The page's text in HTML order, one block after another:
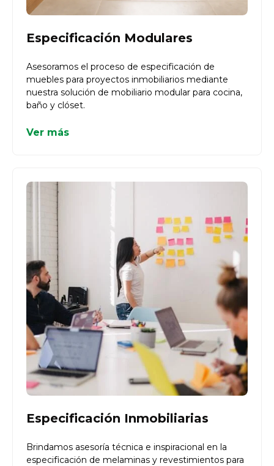
Especificación Modulares
Asesoramos el proceso de especificación de
muebles para proyectos inmobiliarios mediante
nuestra solución de mobiliario modular para cocina,
baño y clóset.
Ver más
Especificación Inmobiliarias
Brindamos asesoría técnica e inspiracional en la
especificación de melaminas y revestimientos para